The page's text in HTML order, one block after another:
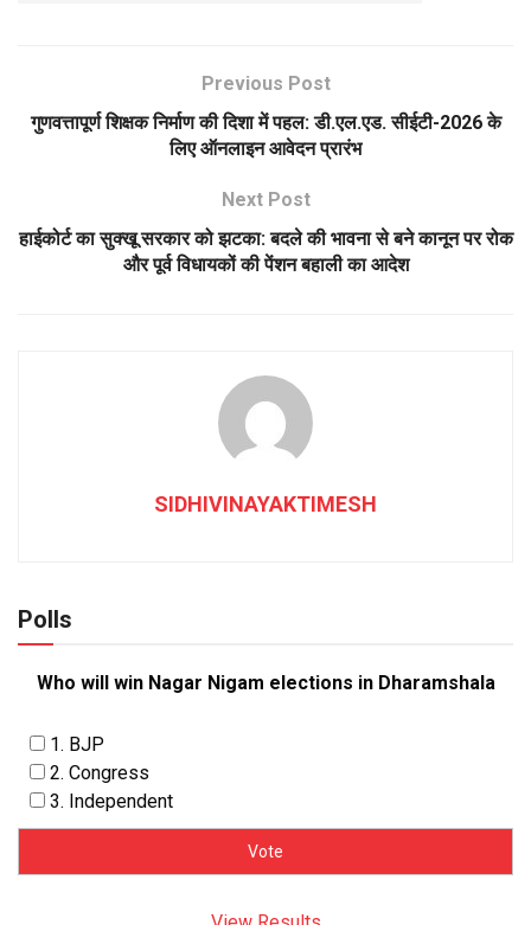
Previous Post
गुणवत्तापूर्ण शिक्षक निर्माण की दिशा में पहल: डी.एल.एड. सीईटी-2026 के
लिए ऑनलाइन आवेदन प्रारंभ
Next Post
हाईकोर्ट का सुक्खू सरकार को झटका: बदले की भावना से बने कानून पर रोक
और पूर्व विधायकों की पेंशन बहाली का आदेश
SIDHIVINAYAKTIMESH
Polls
Who will win Nagar Nigam elections in Dharamshala
1. BJP
2. Congress
3. Independent